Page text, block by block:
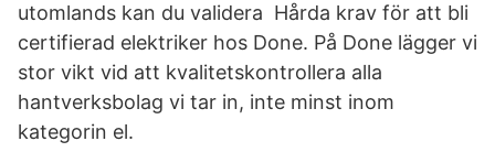
utomlands kan du validera Hårda krav för att bli
certifierad elektriker hos Done. På Done lägger vi
stor vikt vid att kvalitetskontrollera alla
hantverksbolag vi tar in, inte minst inom
kategorin el.